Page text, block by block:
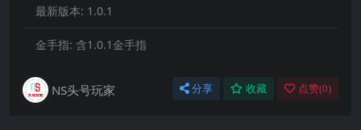
最新版本: 1.0.1
金手指: 含1.0.1金手指
NS头号玩家 分享 收藏 点赞(0)